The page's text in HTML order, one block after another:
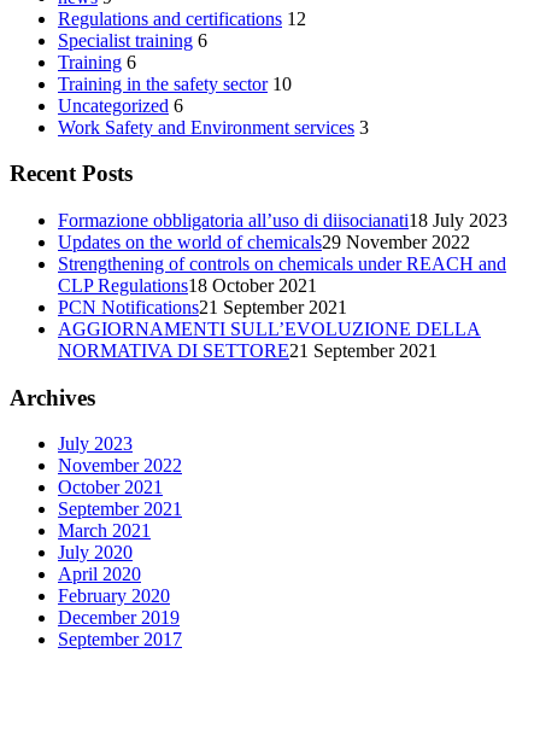
Regulations and certifications 12
Specialist training 6
Training 6
Training in the safety sector 10
Uncategorized 6
Work Safety and Environment services 3
Recent Posts
Formazione obbligatoria all’uso di diisocianati18 July 2023
Updates on the world of chemicals29 November 2022
Strengthening of controls on chemicals under REACH and
CLP Regulations18 October 2021
PCN Notifications21 September 2021
AGGIORNAMENTI SULL’EVOLUZIONE DELLA
NORMATIVA DI SETTORE21 September 2021
Archives
July 2023
November 2022
October 2021
September 2021
March 2021
July 2020
April 2020
February 2020
December 2019
September 2017